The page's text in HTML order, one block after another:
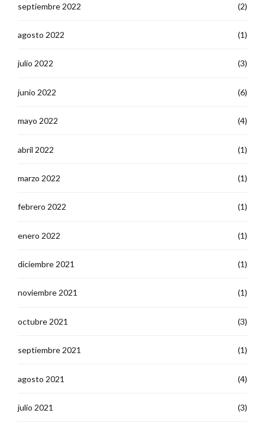
septiembre 2022 (2)
agosto 2022 (1)
julio 2022 (3)
junio 2022 (6)
mayo 2022 (4)
abril 2022 (1)
marzo 2022 (1)
febrero 2022 (1)
enero 2022 (1)
diciembre 2021 (1)
noviembre 2021 (1)
octubre 2021 (3)
septiembre 2021 (1)
agosto 2021 (4)
julio 2021 (3)